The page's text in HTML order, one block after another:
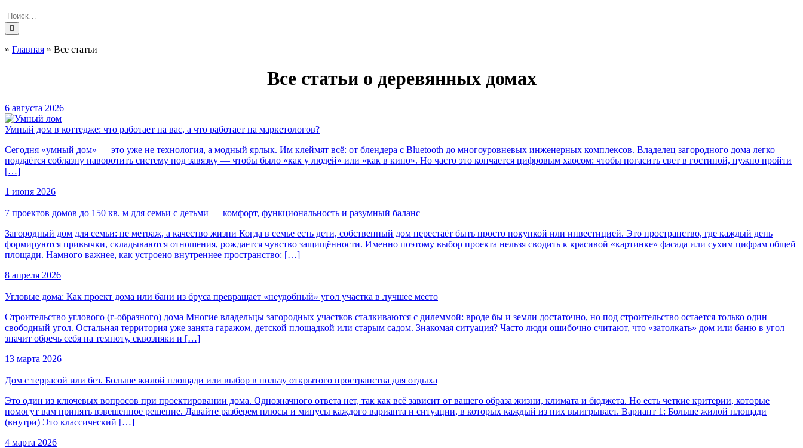
» Главная » Все статьи
Все статьи о деревянных домах
6 августа 2026
Умный дом в коттедже: что работает на вас, а что работает на маркетологов?
Сегодня «умный дом» — это уже не технология, а модный ярлык. Им клеймят всё: от блендера с Bluetooth до многоуровневых инженерных комплексов. Владелец загородного дома легко
поддаётся соблазну наворотить систему под завязку — чтобы было «как у людей» или «как в кино». Но часто это кончается цифровым хаосом: чтобы погасить свет в гостиной, нужно пройти
[…]
1 июня 2026
7 проектов домов до 150 кв. м для семьи с детьми — комфорт, функциональность и разумный баланс
Загородный дом для семьи: не метраж, а качество жизни Когда в семье есть дети, собственный дом перестаёт быть просто покупкой или инвестицией. Это пространство, где каждый день
формируются привычки, складываются отношения, рождается чувство защищённости. Именно поэтому выбор проекта нельзя сводить к красивой «картинке» фасада или сухим цифрам общей
площади. Намного важнее, как устроено внутреннее пространство: […]
8 апреля 2026
Угловые дома: Как проект дома или бани из бруса превращает «неудобный» угол участка в лучшее место
Строительство углового (г-образного) дома Многие владельцы загородных участков сталкиваются с дилеммой: вроде бы и земли достаточно, но под строительство остается только один
свободный угол. Остальная территория уже занята гаражом, детской площадкой или старым садом. Знакомая ситуация? Часто люди ошибочно считают, что «затолкать» дом или баню в угол —
значит обречь себя на темноту, сквозняки и […]
13 марта 2026
Дом с террасой или без. Больше жилой площади или выбор в пользу открытого пространства для отдыха
Это один из ключевых вопросов при проектировании дома. Однозначного ответа нет, так как всё зависит от вашего образа жизни, климата и бюджета. Но есть четкие критерии, которые
помогут вам принять взвешенное решение. Давайте разберем плюсы и минусы каждого варианта и ситуации, в которых каждый из них выигрывает. Вариант 1: Больше жилой площади
(внутри) Это классический […]
4 марта 2026